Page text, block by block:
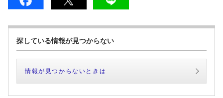
探している情報が見つからない
情報が見つからないときは